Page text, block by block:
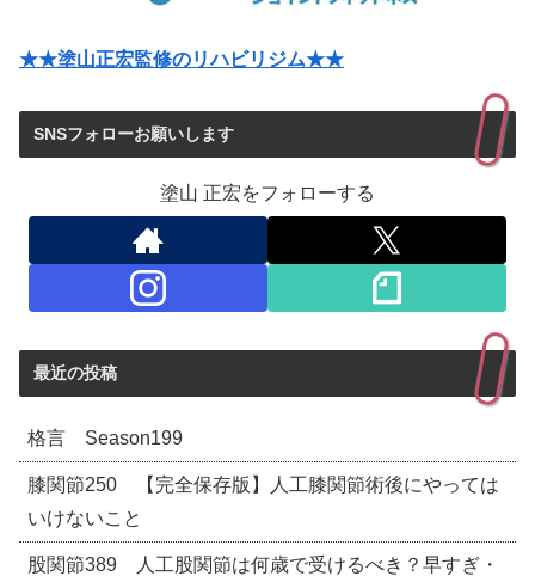
★★塗山正宏監修のリハビリジム★★
SNSフォローお願いします
塗山 正宏をフォローする
最近の投稿
格言 Season199
膝関節250 【完全保存版】人工膝関節術後にやっては
いけないこと
股関節389 人工股関節は何歳で受けるべき？早すぎ・